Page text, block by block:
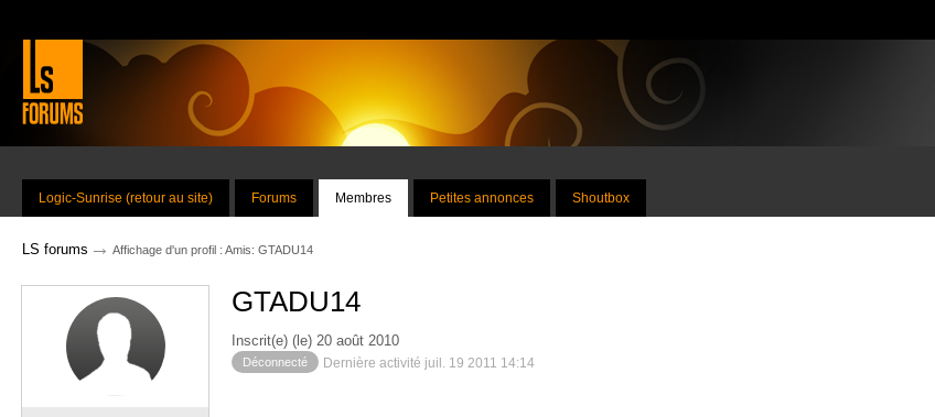
Logic-Sunrise (retour au site) Forums Membres Petites annonces Shoutbox
LS forums → Affichage d'un profil : Amis: GTADU14
GTADU14
Inscrit(e) (le) 20 août 2010
Déconnecté Dernière activité juil. 19 2011 14:14